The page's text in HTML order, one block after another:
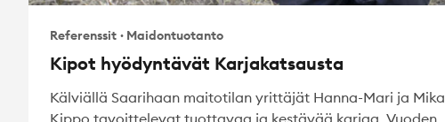
Referenssit · Maidontuotanto
Kipot hyödyntävät Karjakatsausta
Kälviällä Saarihaan maitotilan yrittäjät Hanna-Mari ja Mika